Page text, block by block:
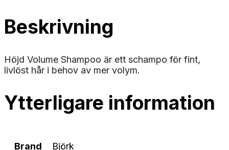
Beskrivning
Höjd Volume Shampoo är ett schampo för fint,
livlöst hår i behov av mer volym.
Ytterligare information
Brand Björk